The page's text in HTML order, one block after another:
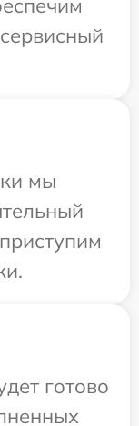
мы
готово